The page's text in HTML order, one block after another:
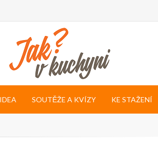
SOUTĚŽE A KVÍZY KE STAŽENÍ